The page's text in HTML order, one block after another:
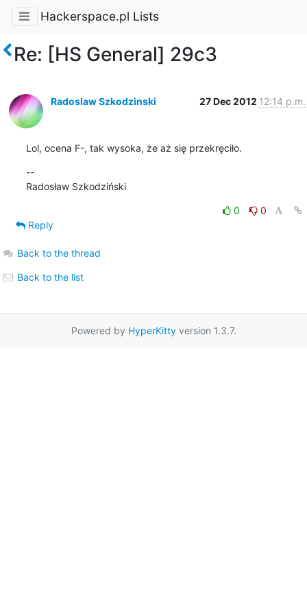
Hackerspace.pl Lists
Re: [HS General] 29c3
Radoslaw Szkodzinski 27 Dec 2012 12:14 p.m.
Lol, ocena F-, tak wysoka, że aż się przekręciło.
--
Radosław Szkodziński
0
0
Reply
Back to the thread
Back to the list
Powered by HyperKittyversion 1.3.7.